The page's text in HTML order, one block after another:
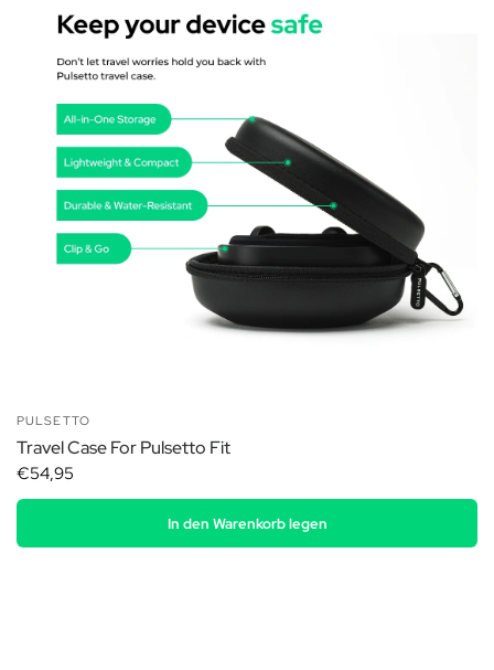
PULSETTO
Travel Case For Pulsetto Fit
€54,95
In den Warenkorb legen